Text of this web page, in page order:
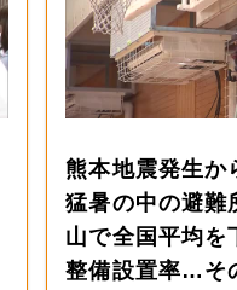
熊本地震発生
猛暑の中の避
山で全国平均を
整備設置率…そ